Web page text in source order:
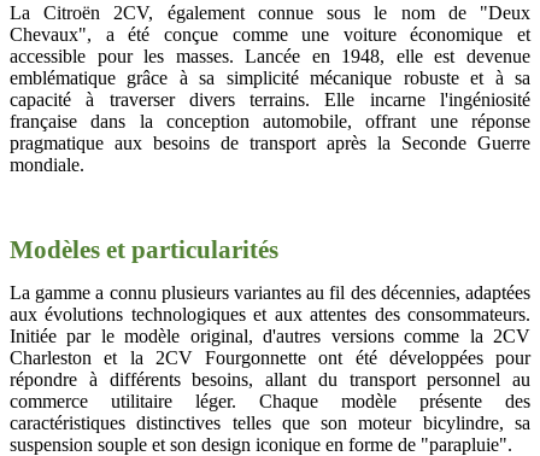
La Citroën 2CV, également connue sous le nom de "Deux
Chevaux", a été conçue comme une voiture économique et
accessible pour les masses. Lancée en 1948, elle est devenue
emblématique grâce à sa simplicité mécanique robuste et à sa
capacité à traverser divers terrains. Elle incarne l'ingéniosité
française dans la conception automobile, offrant une réponse
pragmatique aux besoins de transport après la Seconde Guerre
mondiale.
Modèles et particularités
La gamme a connu plusieurs variantes au fil des décennies, adaptées
aux évolutions technologiques et aux attentes des consommateurs.
Initiée par le modèle original, d'autres versions comme la 2CV
Charleston et la 2CV Fourgonnette ont été développées pour
répondre à différents besoins, allant du transport personnel au
commerce utilitaire léger. Chaque modèle présente des
caractéristiques distinctives telles que son moteur bicylindre, sa
suspension souple et son design iconique en forme de "parapluie".